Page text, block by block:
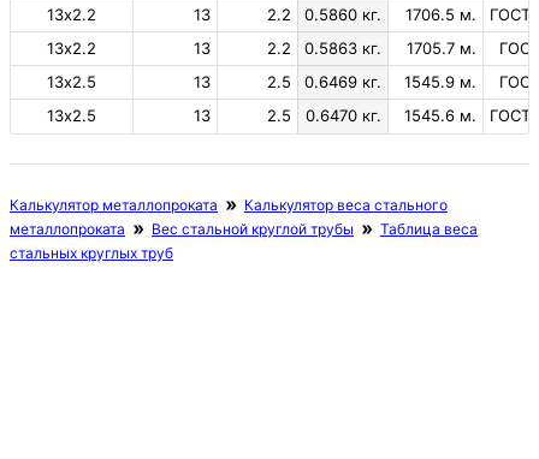
13х2.2
13 2.2 0.5860 кг. 1706.5 м.
ГОСТ
13х2.2
13 2.2 0.5863 кг. 1705.7 м.
13х2.5
13 2.5 0.6469 кг. 1545.9 м.
13х2.5
13 2.5 0.6470 кг. 1545.6 м. ГОСТ
Калькулятор металлопроката
Калькулятор веса стального
металлопроката
Вес стальной круглой трубы
Таблица веса
стальных круглых труб